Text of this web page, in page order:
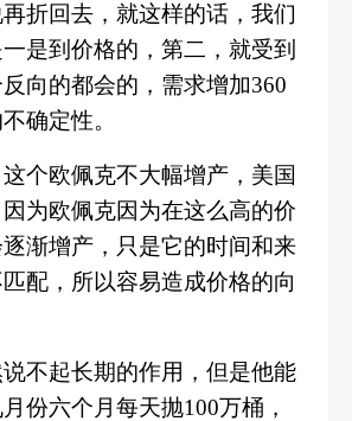
折回去，就这样的话，我们
是到价格的，第二，就受到
向的都会的，需求增加360
确定性。
个欧佩克不大幅增产，美国
为欧佩克因为在这么高的价
渐增产，只是它的时间和来
配，所以容易造成价格的向
不起长期的作用，但是他能
份六个月每天抛100万桶，